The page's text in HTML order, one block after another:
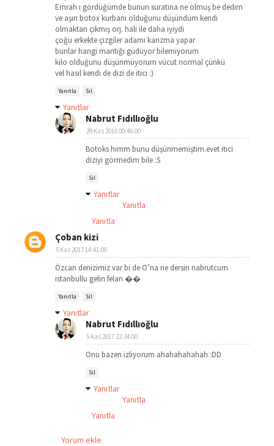
Emrah ı gördüğümde bunun suratına ne olmuş be dedim
ve aşırı botox kurbanı olduğunu düşündüm kendi
olmaktan çıkmış orj. hali ile daha iyiydi
çoğu erkekte çizgiler adamı karizma yapar
bunlar hangi mantığı güdüyor bilemiyorum
kilo olduğunu düşünmüyorum vücut normal çünkü
vel hasıl kendi de dizi de itici :)
Yanıtla Sil
Yanıtlar
Nabrut Fıdıllıoğlu
29 Kas 2016 00:46:00
Botoks hımm bunu düşünmemiştim.evet itici
diziyi görmedim bile :S
Sil
Yanıtlar
Yanıtla
Yanıtla
Çoban kizi
5 Kas 2017 14:41:00
Özcan denizimiz var bi de O’na ne dersin nabrutcum
istanbullu gelin felan ��
Yanıtla Sil
Yanıtlar
Nabrut Fıdıllıoğlu
5 Kas 2017 22:34:00
Onu bazen izliyorum ahahahahahah :DD
Sil
Yanıtlar
Yanıtla
Yanıtla
Yorum ekle